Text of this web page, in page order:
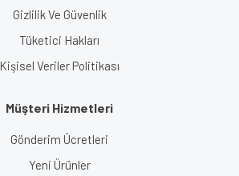
Gizlilik Ve Güvenlik
Tüketici Hakları
Kişisel Veriler Politikası
Müşteri Hizmetleri
Gönderim Ücretleri
Yeni Ürünler